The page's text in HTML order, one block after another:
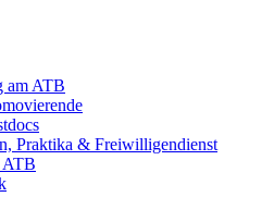
am ATB
Praktika & Freiwilligendienst
ATB